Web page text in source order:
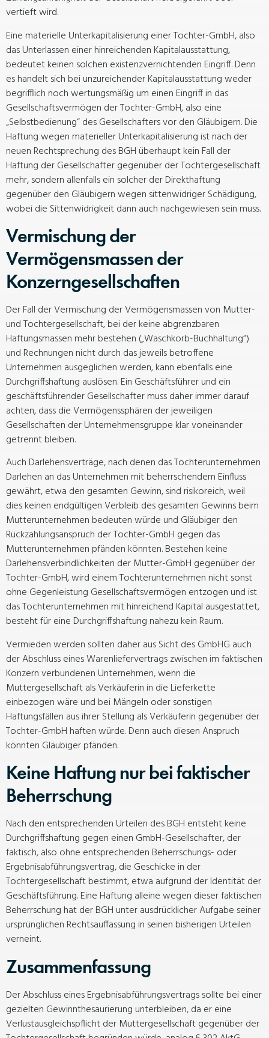
vertieft wird.
Eine materielle Unterkapitalisierung einer Tochter-GmbH, also
das Unterlassen einer hinreichenden Kapitalausstattung,
bedeutet keinen solchen existenzvernichtenden Eingriff. Denn
es handelt sich bei unzureichender Kapitalausstattung weder
begrifflich noch wertungsmäßig um einen Eingriff in das
Gesellschaftsvermögen der Tochter-GmbH, also eine
„Selbstbedienung“ des Gesellschafters vor den Gläubigern. Die
Haftung wegen materieller Unterkapitalisierung ist nach der
neuen Rechtsprechung des BGH überhaupt kein Fall der
Haftung der Gesellschafter gegenüber der Tochtergesellschaft
mehr, sondern allenfalls ein solcher der Direkthaftung
gegenüber den Gläubigern wegen sittenwidriger Schädigung,
wobei die Sittenwidrigkeit dann auch nachgewiesen sein muss.
Vermischung der
Vermögensmassen der
Konzerngesellschaften
Der Fall der Vermischung der Vermögensmassen von Mutter-
und Tochtergesellschaft, bei der keine abgrenzbaren
Haftungsmassen mehr bestehen („Waschkorb-Buchhaltung“)
und Rechnungen nicht durch das jeweils betroffene
Unternehmen ausgeglichen werden, kann ebenfalls eine
Durchgriffshaftung auslösen. Ein Geschäftsführer und ein
geschäftsführender Gesellschafter muss daher immer darauf
achten, dass die Vermögenssphären der jeweiligen
Gesellschaften der Unternehmensgruppe klar voneinander
getrennt bleiben.
Auch Darlehensverträge, nach denen das Tochterunternehmen
Darlehen an das Unternehmen mit beherrschendem Einfluss
gewährt, etwa den gesamten Gewinn, sind risikoreich, weil
dies keinen endgültigen Verbleib des gesamten Gewinns beim
Mutterunternehmen bedeuten würde und Gläubiger den
Rückzahlungsanspruch der Tochter-GmbH gegen das
Mutterunternehmen pfänden könnten. Bestehen keine
Darlehensverbindlichkeiten der Mutter-GmbH gegenüber der
Tochter-GmbH, wird einem Tochterunternehmen nicht sonst
ohne Gegenleistung Gesellschaftsvermögen entzogen und ist
das Tochterunternehmen mit hinreichend Kapital ausgestattet,
besteht für eine Durchgriffshaftung nahezu kein Raum.
Vermieden werden sollten daher aus Sicht des GmbHG auch
der Abschluss eines Warenliefervertrags zwischen im faktischen
Konzern verbundenen Unternehmen, wenn die
Muttergesellschaft als Verkäuferin in die Lieferkette
einbezogen wäre und bei Mängeln oder sonstigen
Haftungsfällen aus ihrer Stellung als Verkäuferin gegenüber der
Tochter-GmbH haften würde. Denn auch diesen Anspruch
könnten Gläubiger pfänden.
Keine Haftung nur bei faktischer
Beherrschung
Nach den entsprechenden Urteilen des BGH entsteht keine
Durchgriffshaftung gegen einen GmbH-Gesellschafter, der
faktisch, also ohne entsprechenden Beherrschungs- oder
Ergebnisabführungsvertrag, die Geschicke in der
Tochtergesellschaft bestimmt, etwa aufgrund der Identität der
Geschäftsführung. Eine Haftung alleine wegen dieser faktischen
Beherrschung hat der BGH unter ausdrücklicher Aufgabe seiner
ursprünglichen Rechtsauffassung in seinen bisherigen Urteilen
verneint.
Zusammenfassung
Der Abschluss eines Ergebnisabführungsvertrags sollte bei einer
gezielten Gewinnthesaurierung unterbleiben, da er eine
Verlustausgleichspflicht der Muttergesellschaft gegenüber der